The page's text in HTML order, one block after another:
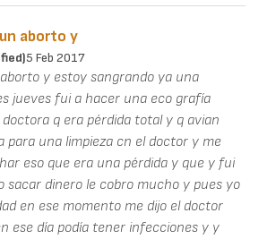
aborto y
5 Feb 2017
y estoy sangrando ya una
jueves fui a hacer una eco grafía
q era pérdida total y q avian
para una limpieza cn el doctor y me
eso que era una pérdida y que y fui
sacar dinero le cobro mucho y pues yo
en ese momento me dijo el doctor
ese día podía tener infecciones y y